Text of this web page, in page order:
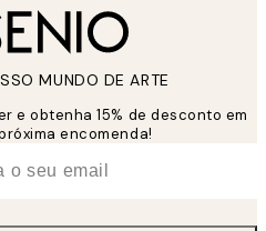
MUNDO DE ARTE
e obtenha 15% de desconto em
encomenda!